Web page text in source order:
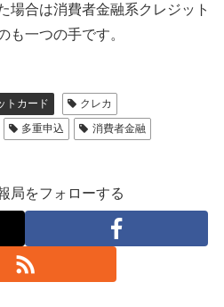
場合は消費者金融系クレジット
も一つの手です。
トカード
クレカ
多重申込
消費者金融
局をフォローする